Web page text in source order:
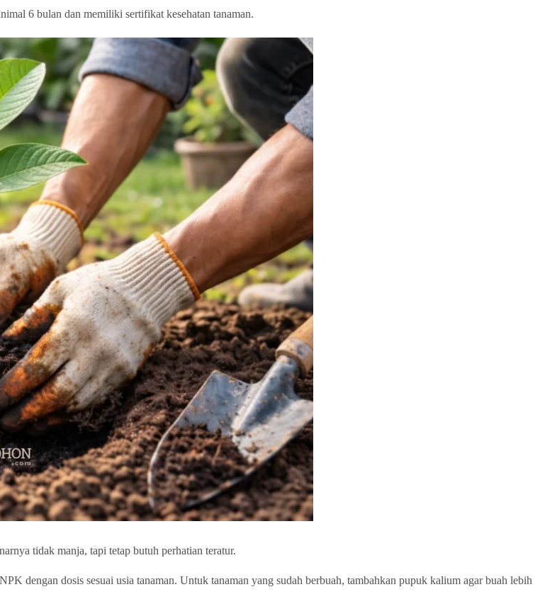
6 bulan dan memiliki sertifikat kesehatan tanaman.
tidak manja, tapi tetap butuh perhatian teratur.
dengan dosis sesuai usia tanaman. Untuk tanaman yang sudah berbuah, tambahkan pupuk kalium agar buah lebih